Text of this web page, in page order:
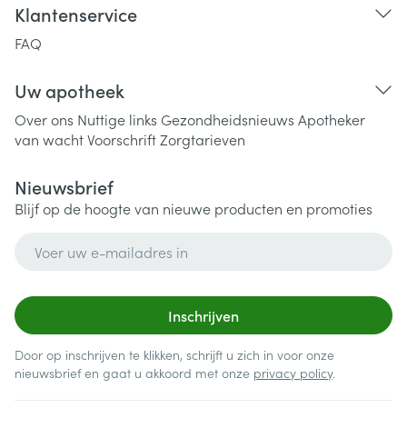
Klantenservice
FAQ
Uw apotheek
Over ons Nuttige links Gezondheidsnieuws Apotheker
van wachtVoorschriftZorgtarieven
Nieuwsbrief
Blijf op de hoogte van nieuwe producten en promoties
Inschrijven
Door op inschrijven te klikken, schrijft u zich in voor onze
nieuwsbrief en gaat u akkoord met onze privacy policy.